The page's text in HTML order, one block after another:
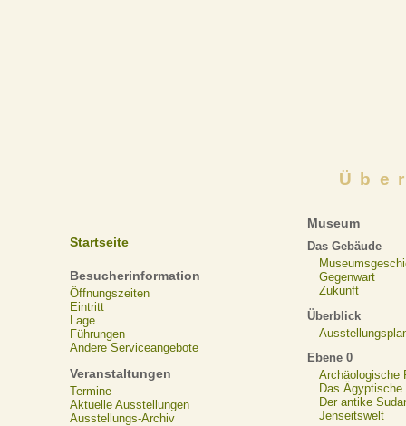
Startseite
Besucherinformation
Öffnungszeiten
Eintritt
Lage
Führungen
Andere Serviceangebote
Veranstaltungen
Termine
Aktuelle Ausstellungen
Ausstellungs-Archiv
Museum
Das Gebäude
Gegenwart
Zukunft
Überblick
Ebene 0
Archäologische
Das Ägyptische
Der antike
Jenseitswelt